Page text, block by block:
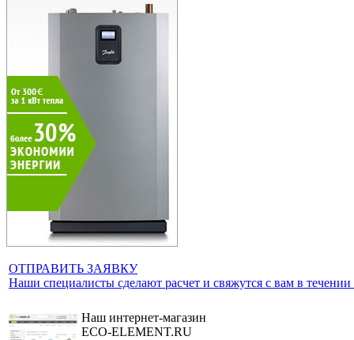
ОТПРАВИТЬ ЗАЯВКУ
Наши специалисты сделают расчет и свяжутся с вам в течении
Наш интернет-магазин
ECO-ELEMENT.RU